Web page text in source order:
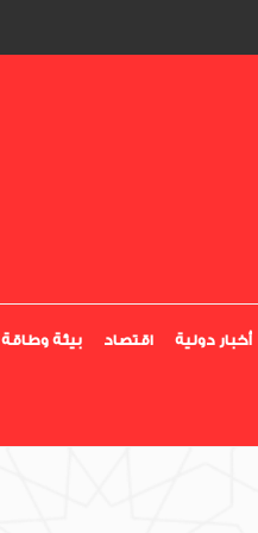
بيئة وطاقة اقتصاد أخبار دولية